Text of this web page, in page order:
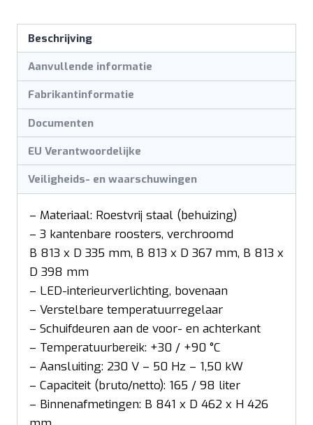
Beschrijving
Aanvullende informatie
Fabrikantinformatie
Documenten
EU Verantwoordelijke
Veiligheids- en waarschuwingen
– Materiaal: Roestvrij staal (behuizing)
– 3 kantenbare roosters, verchroomd
B 813 x D 335 mm, B 813 x D 367 mm, B 813 x
D 398 mm
– LED-interieurverlichting, bovenaan
– Verstelbare temperatuurregelaar
– Schuifdeuren aan de voor- en achterkant
– Temperatuurbereik: +30 / +90 °C
– Aansluiting: 230 V – 50 Hz – 1,50 kW
– Capaciteit (bruto/netto): 165 / 98 liter
– Binnenafmetingen: B 841 x D 462 x H 426